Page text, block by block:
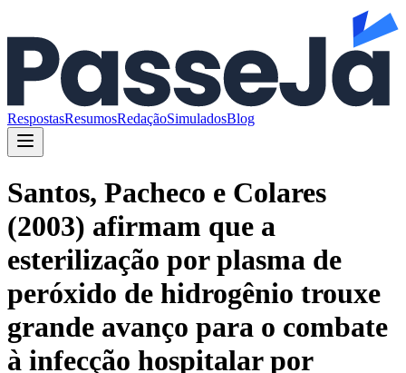
RespostasResumosRedaçãoSimuladosBlog
Santos, Pacheco e Colares
(2003) afirmam que a
esterilização por plasma de
peróxido de hidrogênio trouxe
grande avanço para o combate
à infecção hospitalar por